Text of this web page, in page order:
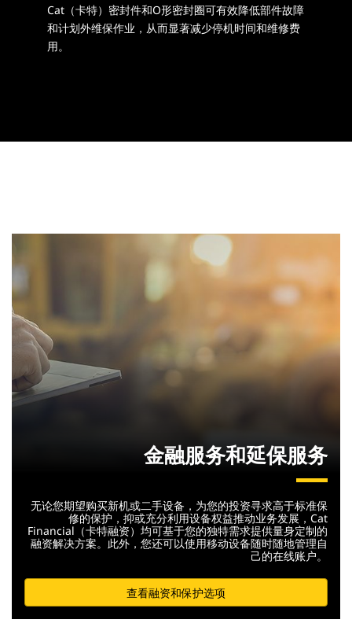
Cat（卡特）密封件和O形密封圈可有效降低部件故障
和计划外维保作业，从而显著减少停机时间和维修费
用。
金融服务和延保服务
无论您期望购买新机或二手设备，为您的投资寻求高于标准保
修的保护，抑或充分利用设备权益推动业务发展，Cat
Financial（卡特融资）均可基于您的独特需求提供量身定制的
融资解决方案。此外，您还可以使用移动设备随时随地管理自
己的在线账户。
查看融资和保护选项